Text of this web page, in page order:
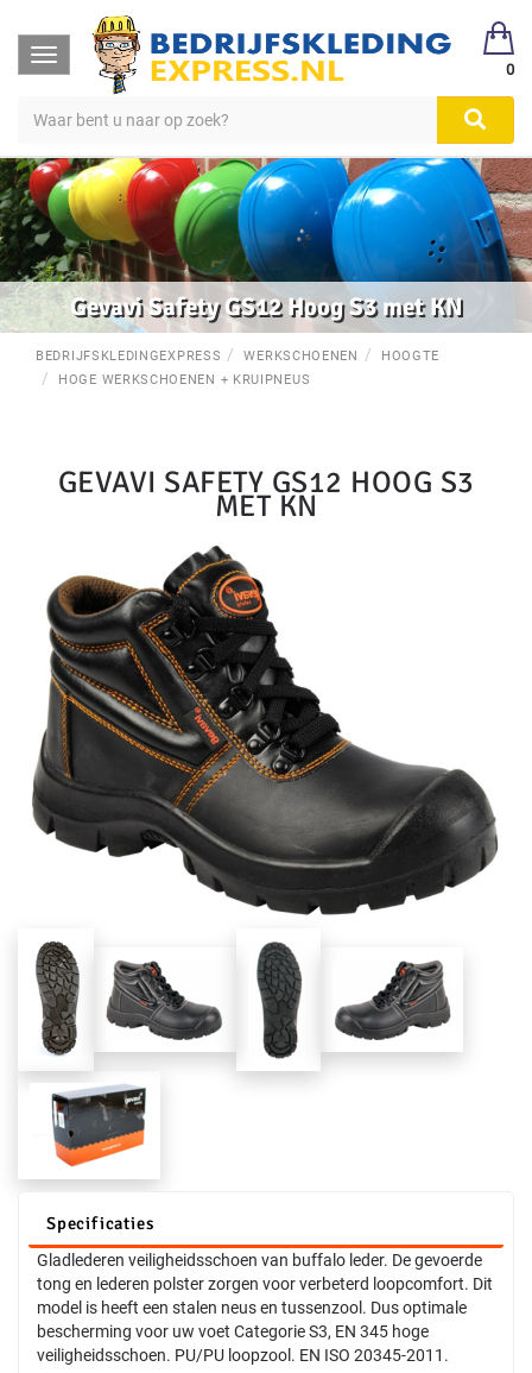
Toggle
navigation
0
Gevavi Safety GS12 Hoog S3 met KN
BEDRIJFSKLEDINGEXPRESS WERKSCHOENEN
HOOGTE
HOGE WERKSCHOENEN + KRUIPNEUS
GEVAVI SAFETY GS12 HOOG S3
MET KN
Specificaties
Gladlederen veiligheidsschoen van buffalo leder. De gevoerde
tong en lederen polster zorgen voor verbeterd loopcomfort. Dit
model is heeft een stalen neus en tussenzool. Dus optimale
bescherming voor uw voet Categorie S3, EN 345 hoge
veiligheidsschoen. PU/PU loopzool. EN ISO 20345-2011.